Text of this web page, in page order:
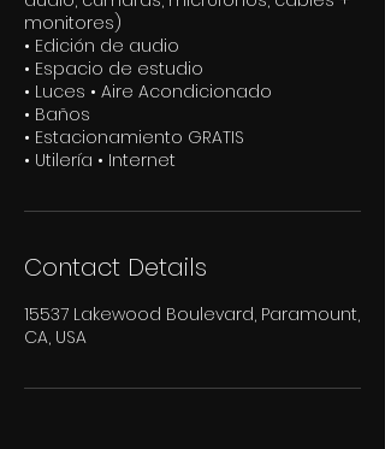
monitores)
• Edición de audio
• Espacio de estudio
• Luces • Aire Acondicionado
• Baños
• Estacionamiento GRATIS
• Utilería • Internet
Contact Details
15537 Lakewood Boulevard, Paramount,
CA, USA